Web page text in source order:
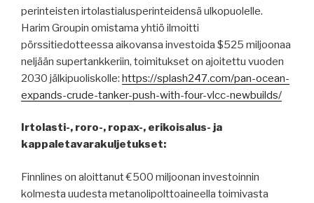
perinteisten irtolastialusperinteidensä ulkopuolelle.
Harim Groupin omistama yhtiö ilmoitti
pörssitiedotteessa aikovansa investoida $525 miljoonaa
neljään supertankkeriin, toimitukset on ajoitettu vuoden
2030 jälkipuoliskolle: https://splash247.com/pan-ocean-
expands-crude-tanker-push-with-four-vlcc-newbuilds/
Irtolasti-, roro-, ropax-, erikoisalus- ja
kappaletavarakuljetukset:
Finnlines on aloittanut €500 miljoonan investoinnin
kolmesta uudesta metanolipolttoaineella toimivasta